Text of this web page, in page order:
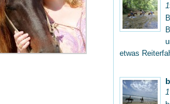
etwas